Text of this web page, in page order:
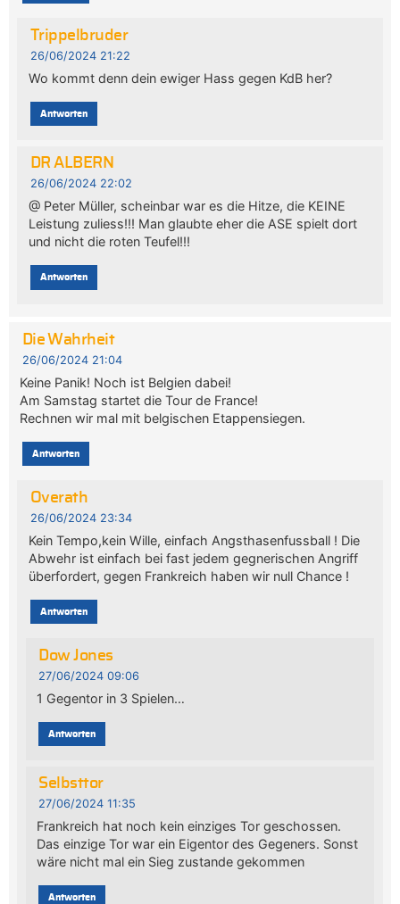
Trippelbruder
26/06/2024 21:22
Wo kommt denn dein ewiger Hass gegen KdB her?
Antworten
DR ALBERN
26/06/2024 22:02
@ Peter Müller, scheinbar war es die Hitze, die KEINE
Leistung zuliess!!! Man glaubte eher die ASE spielt dort
und nicht die roten Teufel!!!
Antworten
Die Wahrheit
26/06/2024 21:04
Keine Panik! Noch ist Belgien dabei!
Am Samstag startet die Tour de France!
Rechnen wir mal mit belgischen Etappensiegen.
Antworten
Overath
26/06/2024 23:34
Kein Tempo,kein Wille, einfach Angsthasenfussball ! Die
Abwehr ist einfach bei fast jedem gegnerischen Angriff
überfordert, gegen Frankreich haben wir null Chance !
Antworten
Dow Jones
27/06/2024 09:06
1 Gegentor in 3 Spielen…
Antworten
Selbsttor
27/06/2024 11:35
Frankreich hat noch kein einziges Tor geschossen.
Das einzige Tor war ein Eigentor des Gegeners. Sonst
wäre nicht mal ein Sieg zustande gekommen
Antworten